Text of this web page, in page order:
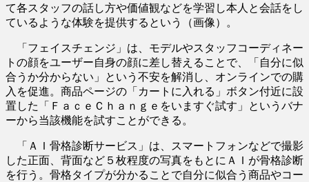
て各スタッフの話し方や価値観などを学習し本人と会話をし
ているような体験を提供するという（画像）。
「フェイスチェンジ」は、モデルやスタッフコーディネー
トの顔をユーザー自身の顔に差し替えることで、「自分に似
合うか分からない」という不安を解消し、オンラインでの購
入を促進。商品ページの「カートに入れる」ボタン付近に設
置した「ＦａｃｅＣｈａｎｇｅをいますぐ試す」というバナ
ーから当該機能を試すことができる。
「ＡＩ骨格診断サービス」は、スマートフォンなどで撮影
した正面、背面など５枚程度の写真をもとにＡＩが骨格診断
を行う。骨格タイプが分かることで自分に似合う商品やコー